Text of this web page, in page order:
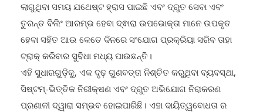
ଲାଗୁଥିବା ସମୟ ଯଥେଷ୍ଟ ହ୍ରାସ ପାଇଛି ଏବଂ ଦ୍ରୁତ ସେବା ଏବଂ
ତୁରନ୍ତ ବିଲିଂ ଆରମ୍ଭ ହେବା ଦ୍ଵାରା ଉପଭୋକ୍ତା ମାନେ ଉପକୃତ
ହେବା ସହିତ ଆଉ କେତେ ଦିନରେ ସଂଯୋଗ ପ୍ରକ୍ରିୟା ସରିବ ତାହା
ଟ୍ରାକ୍ କରିବାର ସୁବିଧା ମଧ୍ୟ ପାଉଛନ୍ତି।
ଏହି ସୁଧାରଗୁଡ଼ିକୁ, ଏକ ଦୃଢ଼ ଗୁଣବତ୍ତା ନିଶ୍ଚିତ କରୁଥିବା ବ୍ୟବସ୍ଥା,
ସିଷ୍ଟମ୍‌-ଭିତ୍ତିକ ନିରୀକ୍ଷଣ ଏବଂ ଦ୍ରୁତ ଅଭିଯୋଗ ନିରାକରଣ
ପ୍ରଣାଳୀ ଦ୍ୱାରା ସମ୍ଭବ ହୋଇପାରିଛି। ଏହା ଦାୟିତ୍ୱବୋଧତା ର